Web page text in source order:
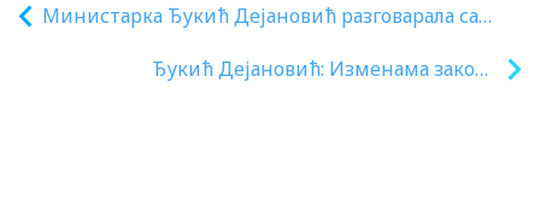
Министарка Ђукић Дејановић разговарала са
безбедност деце у првом плану
Ђукић Дејановић: Изменама закона